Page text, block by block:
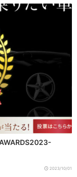
2023/10/01